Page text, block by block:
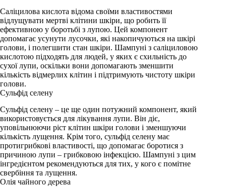
Саліцилова кислота відома своїми властивостями
відлущувати мертві клітини шкіри, що робить її
ефективною у боротьбі з лупою. Цей компонент
допомагає усунути лусочки, які накопичуються на шкірі
голови, і полегшити стан шкіри. Шампуні з саліциловою
кислотою підходять для людей, у яких є схильність до
сухої лупи, оскільки вони допомагають зменшити
кількість відмерлих клітин і підтримують чистоту шкіри
голови.
Сульфід селену
Сульфід селену – це ще один потужний компонент, який
використовується для лікування лупи. Він діє,
уповільнюючи ріст клітин шкіри голови і зменшуючи
кількість лущення. Крім того, сульфід селену має
протигрибкові властивості, що допомагає боротися з
причиною лупи – грибковою інфекцією. Шампуні з цим
інгредієнтом рекомендуються для тих, у кого є помітне
свербіння та лущення.
Олія чайного дерева